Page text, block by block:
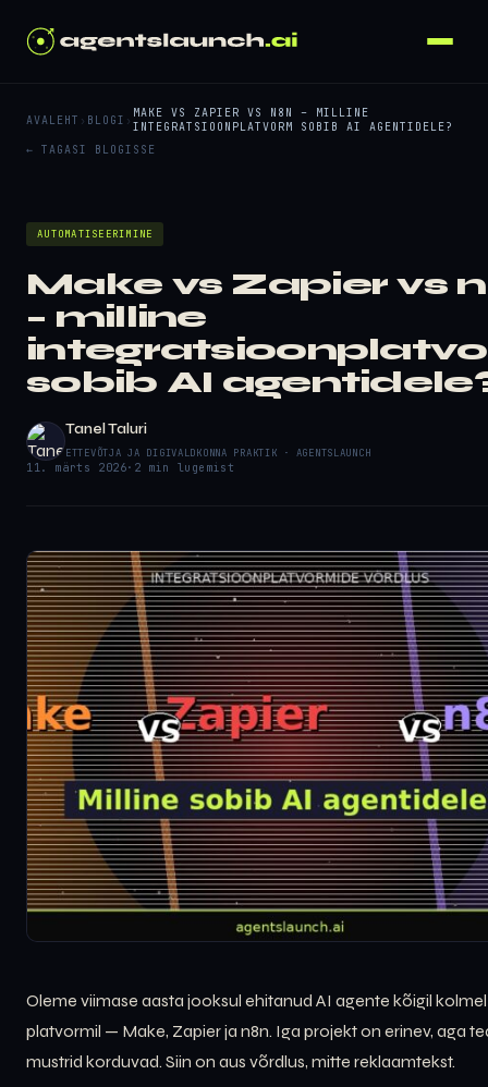
AVALEHT › BLOGI › MAKE VS ZAPIER VS N8N – MILLINE
INTEGRATSIOONPLATVORM SOBIB AI AGENTIDELE?
← TAGASI BLOGISSE
AUTOMATISEERIMINE
Make vs Zapier vs
– milline
sobib AI
Tanel Taluri
ETTEVÕTJA JA DIGIVALDKONNA PRAKTIK · AGENTSLAUNCH
11. märts 2026· 2 min lugemist
Oleme viimase aasta jooksul ehitanud AI agente kõigil kolmel
platvormil — Make, Zapier ja n8n. Iga projekt on erinev, aga
mustrid korduvad. Siin on aus võrdlus, mitte reklaamtekst.